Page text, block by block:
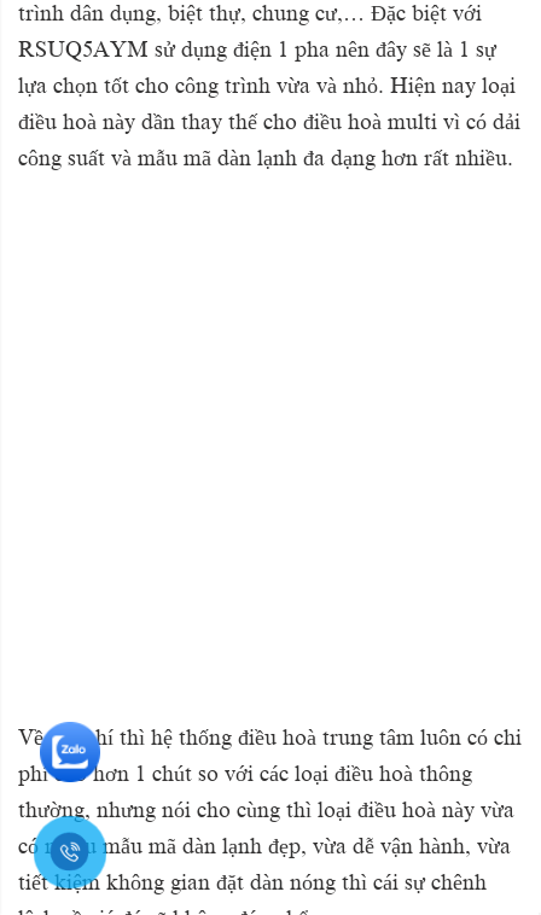
trình dân dụng, biệt thự, chung cư,… Đặc biệt với
RSUQ5AYM sử dụng điện 1 pha nên đây sẽ là 1 sự
lựa chọn tốt cho công trình vừa và nhỏ. Hiện nay loại
điều hoà này dần thay thế cho điều hoà multi vì có dải
công suất và mẫu mã dàn lạnh đa dạng hơn rất nhiều.
Về chi phí thì hệ thống điều hoà trung tâm luôn có chi
phí cao hơn 1 chút so với các loại điều hoà thông
thường, nhưng nói cho cùng thì loại điều hoà này vừa
có nhiều mẫu mã dàn lạnh đẹp, vừa dễ vận hành, vừa
tiết kiệm không gian đặt dàn nóng thì cái sự chênh